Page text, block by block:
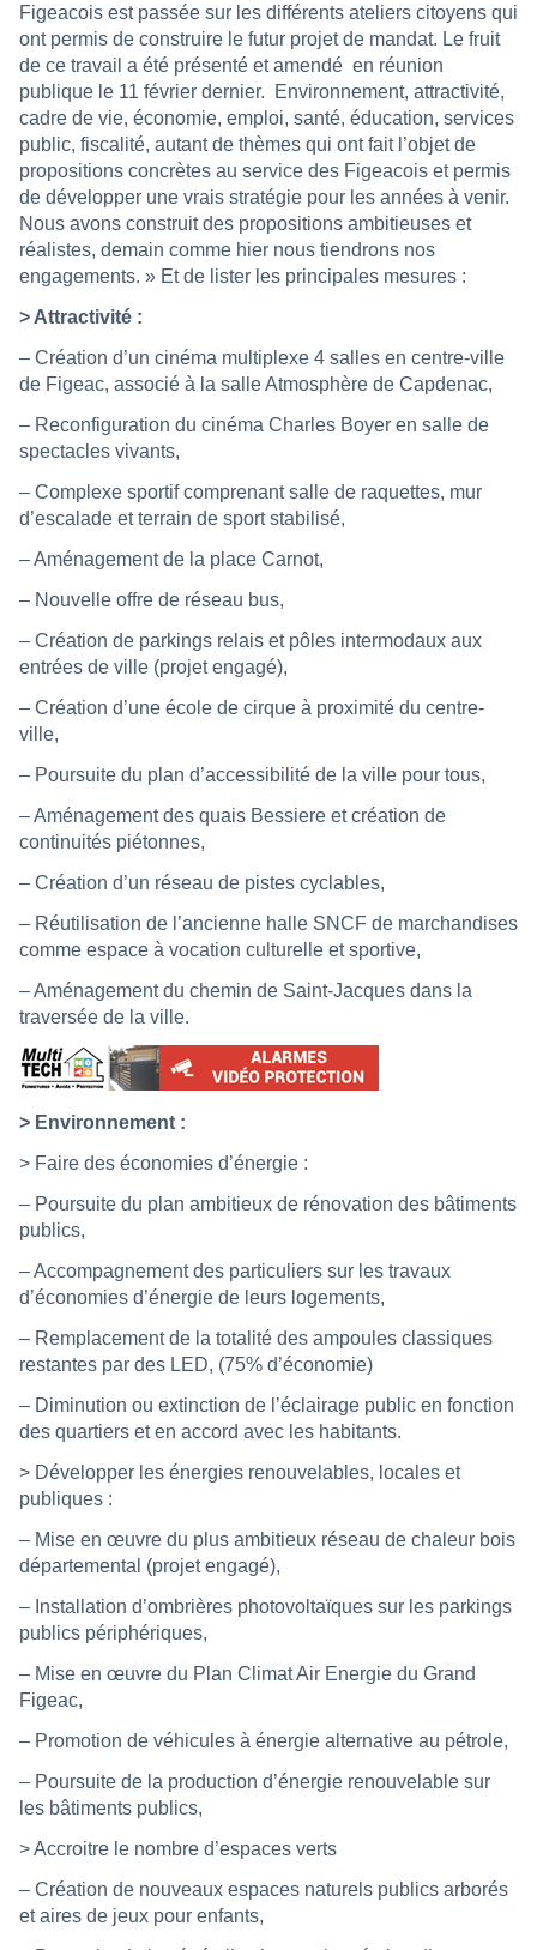
Figeacois est passée sur les différents ateliers citoyens qui
ont permis de construire le futur projet de mandat. Le fruit
de ce travail a été présenté et amendé en réunion
publique le 11 février dernier.
Environnement, attractivité,
cadre de vie, économie, emploi, santé, éducation, services
public, fiscalité, autant de thèmes qui ont fait l’objet de
propositions concrètes au service des Figeacois et permis
de développer une vrais stratégie pour les années à venir.
Nous avons construit des propositions ambitieuses et
réalistes, demain comme hier nous tiendrons nos
engagements. » Et de lister les principales mesures :
> Attractivité :
– Création d’un cinéma multiplexe 4 salles en centre-ville
de Figeac, associé à la salle Atmosphère de Capdenac,
– Reconfiguration du cinéma Charles Boyer en salle de
spectacles vivants,
– Complexe sportif comprenant salle de raquettes, mur
d’escalade et terrain de sport stabilisé,
– Aménagement de la place Carnot,
– Nouvelle offre de réseau bus,
– Création de parkings relais et pôles intermodaux aux
entrées de ville (projet engagé),
– Création d’une école de cirque à proximité du centre-
ville,
– Poursuite du plan d’accessibilité de la ville pour tous,
– Aménagement des quais Bessiere et création de
continuités piétonnes,
– Création d’un réseau de pistes cyclables,
– Réutilisation de l’ancienne halle SNCF de marchandises
comme espace à vocation culturelle et sportive,
– Aménagement du chemin de Saint-Jacques dans la
traversée de la ville.
> Environnement :
> Faire des économies d’énergie :
– Poursuite du plan ambitieux de rénovation des bâtiments
publics,
– Accompagnement des particuliers sur les travaux
d’économies d’énergie de leurs logements,
– Remplacement de la totalité des ampoules classiques
restantes par des LED, (75% d’économie)
– Diminution ou extinction de l’éclairage public en fonction
des quartiers et en accord avec les habitants.
> Développer les énergies renouvelables, locales et
publiques :
– Mise en œuvre du plus ambitieux réseau de chaleur bois
départemental (projet engagé),
– Installation d’ombrières photovoltaïques sur les parkings
publics périphériques,
– Mise en œuvre du Plan Climat Air Energie du Grand
Figeac,
– Promotion de véhicules à énergie alternative au pétrole,
– Poursuite de la production d’énergie renouvelable sur
les bâtiments publics,
> Accroitre le nombre d’espaces verts
– Création de nouveaux espaces naturels publics arborés
et aires de jeux pour enfants,